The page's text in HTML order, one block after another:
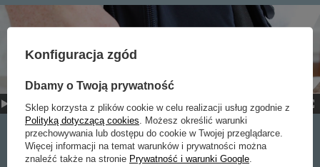
Konfiguracja zgód
Dbamy o Twoją prywatność
Sklep korzysta z plików cookie w celu realizacji usług zgodnie z
Polityką dotyczącą cookies. Możesz określić warunki
przechowywania lub dostępu do cookie w Twojej przeglądarce.
Więcej informacji na temat warunków i prywatności można
znaleźć także na stronie Prywatność i warunki Google.